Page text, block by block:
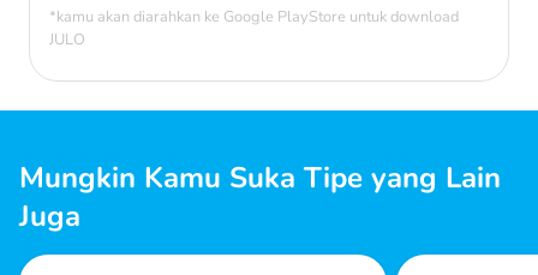
*kamu akan diarahkan ke Google PlayStore untuk download
JULO
Mungkin Kamu Suka Tipe yang Lain
Juga